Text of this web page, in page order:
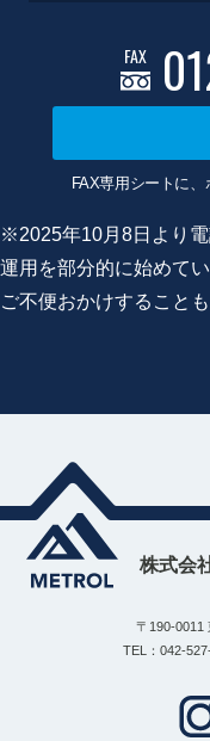
FAX
FAX専用シートに、
※2025年10月8日より
運用を部分的に始めてい
ご不便おかけすること
株式会
〒190-0011
TEL：042-